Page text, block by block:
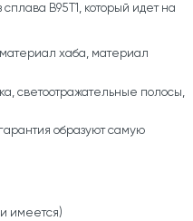
В95Т1, который идет на
хаба, материал
светоотражательные полосы,
образуют самую
имеется)